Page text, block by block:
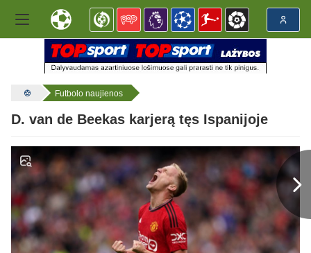
Futbolo naujienos
D. van de Beekas karjerą tęs Ispanijoje